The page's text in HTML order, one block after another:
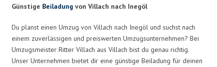
Günstige Beiladung von Villach nach Inegöl
Du planst einen Umzug von Villach nach Inegöl und suchst nach
einem zuverlässigen und preiswerten Umzugsunternehmen? Bei
Umzugsmeister Ritter Villach aus Villach bist du genau richtig.
Unser Unternehmen bietet dir eine günstige Beiladung für deinen